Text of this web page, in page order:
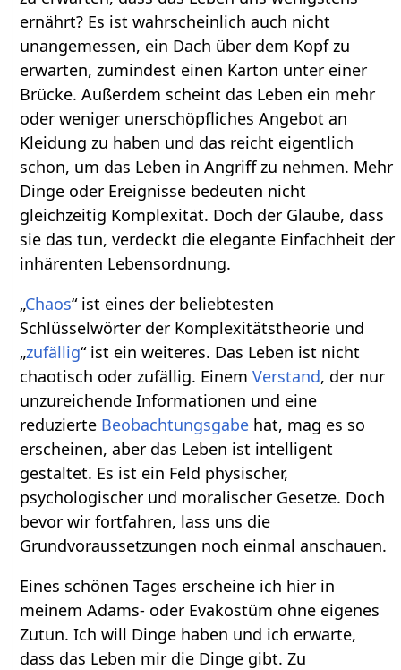
ernährt? Es ist wahrscheinlich auch nicht
unangemessen, ein Dach über dem Kopf zu
erwarten, zumindest einen Karton unter einer
Brücke. Außerdem scheint das Leben ein mehr
oder weniger unerschöpfliches Angebot an
Kleidung zu haben und das reicht eigentlich
schon, um das Leben in Angriff zu nehmen. Mehr
Dinge oder Ereignisse bedeuten nicht
gleichzeitig Komplexität. Doch der Glaube, dass
sie das tun, verdeckt die elegante Einfachheit der
inhärenten Lebensordnung.
„Chaos“ ist eines der beliebtesten
Schlüsselwörter der Komplexitätstheorie und
„zufällig“ ist ein weiteres. Das Leben ist nicht
chaotisch oder zufällig. EinemVerstand, der nur
unzureichende Informationen und eine
reduzierte Beobachtungsgabe hat, mag es so
erscheinen, aber das Leben ist intelligent
gestaltet. Es ist ein Feld physischer,
psychologischer und moralischer Gesetze. Doch
bevor wir fortfahren, lass uns die
Grundvoraussetzungen noch einmal anschauen.
Eines schönen Tages erscheine ich hier in
meinem Adams- oder Evakostüm ohne eigenes
Zutun. Ich will Dinge haben und ich erwarte,
dass das Leben mir die Dinge gibt. Zu